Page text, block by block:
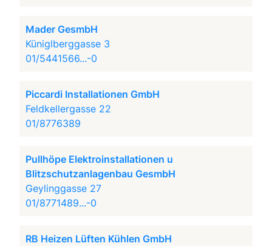
Mader GesmbH
Küniglberggasse 3
01/5441566...-0
Piccardi Installationen GmbH
Feldkellergasse 22
01/8776389
Pullhöpe Elektroinstallationen u
Blitzschutzanlagenbau GesmbH
Geylinggasse 27
01/8771489...-0
RB Heizen Lüften Kühlen GmbH